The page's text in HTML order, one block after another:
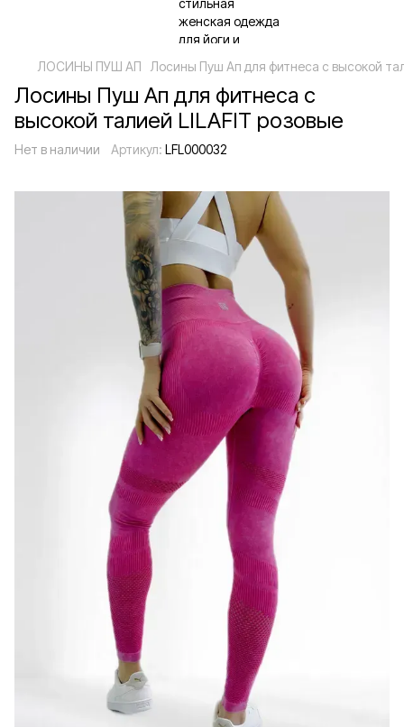
ЛОСИНЫ ПУШ АП Лосины Пуш Ап для фитнеса с высокой
Лосины Пуш Ап для фитнеса с
высокой талией LILAFIT розовые
Нет в наличии Артикул: LFL000032